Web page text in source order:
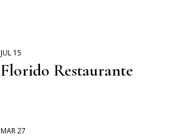
JUL 15
Florido Restaurante
MAR 27